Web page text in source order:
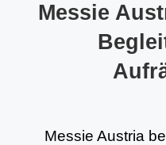
Messie
Messie Austria